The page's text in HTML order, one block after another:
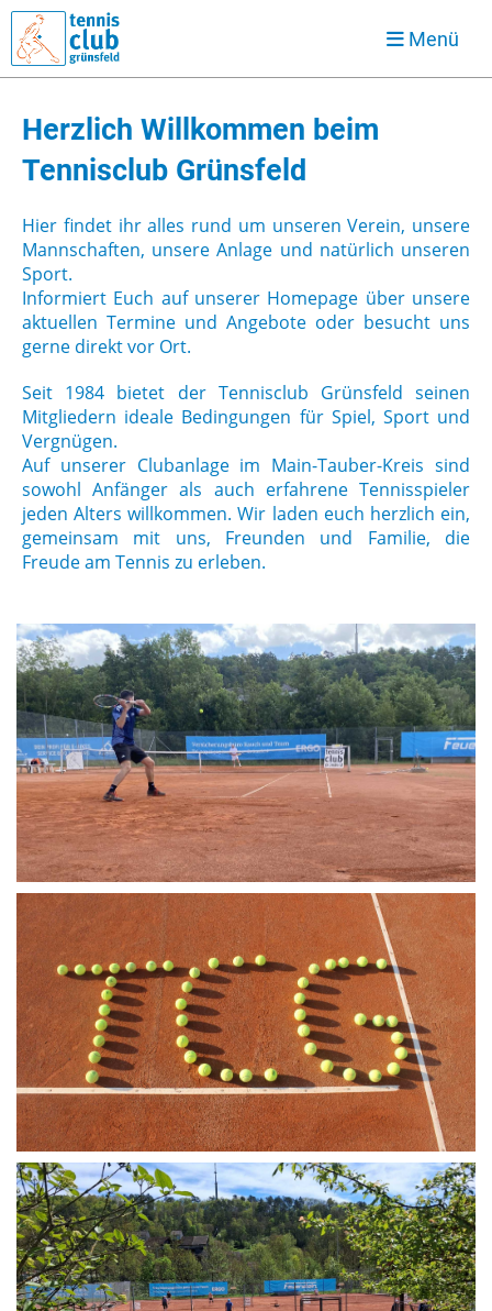
Menü
Herzlich Willkommen beim
Tennisclub Grünsfeld
Hier findet ihr alles rund um unseren Verein, unsere
Mannschaften, unsere Anlage und natürlich unseren
Sport.
Informiert Euch auf unserer Homepage über unsere
aktuellen Termine und Angebote oder besucht uns
gerne direkt vor Ort.
Seit 1984 bietet der Tennisclub Grünsfeld seinen
Mitgliedern ideale Bedingungen für Spiel, Sport und
Vergnügen.
Auf unserer Clubanlage im Main-Tauber-Kreis sind
sowohl Anfänger als auch erfahrene Tennisspieler
jeden Alters willkommen. Wir laden euch herzlich ein,
gemeinsam mit uns, Freunden und Familie, die
Freude am Tennis zu erleben.